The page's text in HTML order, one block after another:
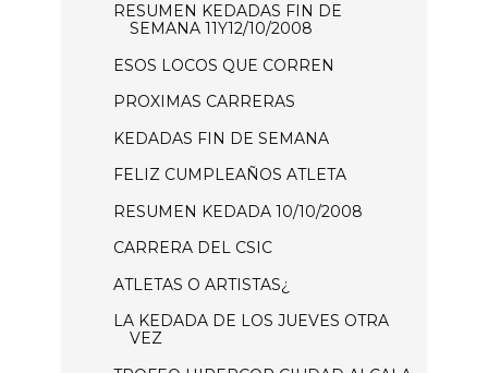
RESUMEN KEDADAS FIN DE
SEMANA 11Y12/10/2008
ESOS LOCOS QUE CORREN
PROXIMAS CARRERAS
KEDADAS FIN DE SEMANA
FELIZ CUMPLEAÑOS ATLETA
RESUMEN KEDADA 10/10/2008
CARRERA DEL CSIC
ATLETAS O ARTISTAS¿
LA KEDADA DE LOS JUEVES OTRA
VEZ